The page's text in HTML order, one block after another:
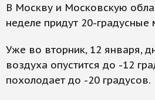
В Москву и Московскую
неделе придут 20-градусные
Уже во вторник, 12 января,
воздуха опустится до -12
похолодает до -20 градусов.